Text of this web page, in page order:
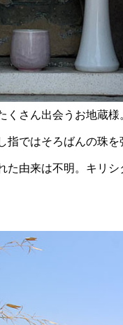
田宝飾時計店
島原半島の小さな商店街
国見町土黒地区にある商店
バレンタイン2023 @＆
くさん出会うお地蔵
指ではそろばんの珠
た由来は不明。キリ